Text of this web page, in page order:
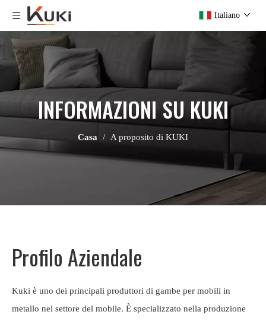
Italiano
INFORMAZIONI SU KUKI
Casa / A proposito di KUKI
Profilo Aziendale
Kuki è uno dei principali produttori di gambe per mobili in
metallo nel settore del mobile. È specializzato nella produzione